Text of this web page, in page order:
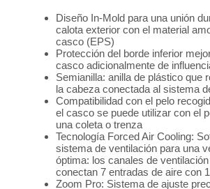
Diseño In-Mold para una unión
calota exterior con el material
casco (EPS)
Protección del borde inferior
casco adicionalmente de
Semianilla: anilla de plástico que
la cabeza conectada al sistema
Compatibilidad con el pelo
el casco se puede utilizar con el
una coleta o trenza
Tecnología Forced Air Cooling:
sistema de ventilación para una
óptima: los canales de
conectan 7 entradas de aire con
Zoom Pro: Sistema de ajuste